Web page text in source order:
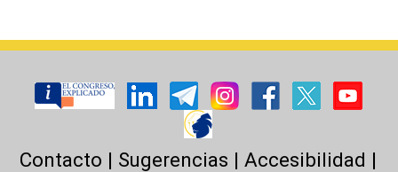
Contacto | Sugerencias |Accesibilidad |